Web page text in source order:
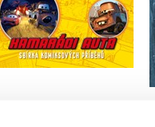
Do košíku
299 Kč
239 Kč